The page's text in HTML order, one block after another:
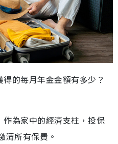
的每月年金金額有多少？
為家中的經濟支柱，投保
清所有保費。